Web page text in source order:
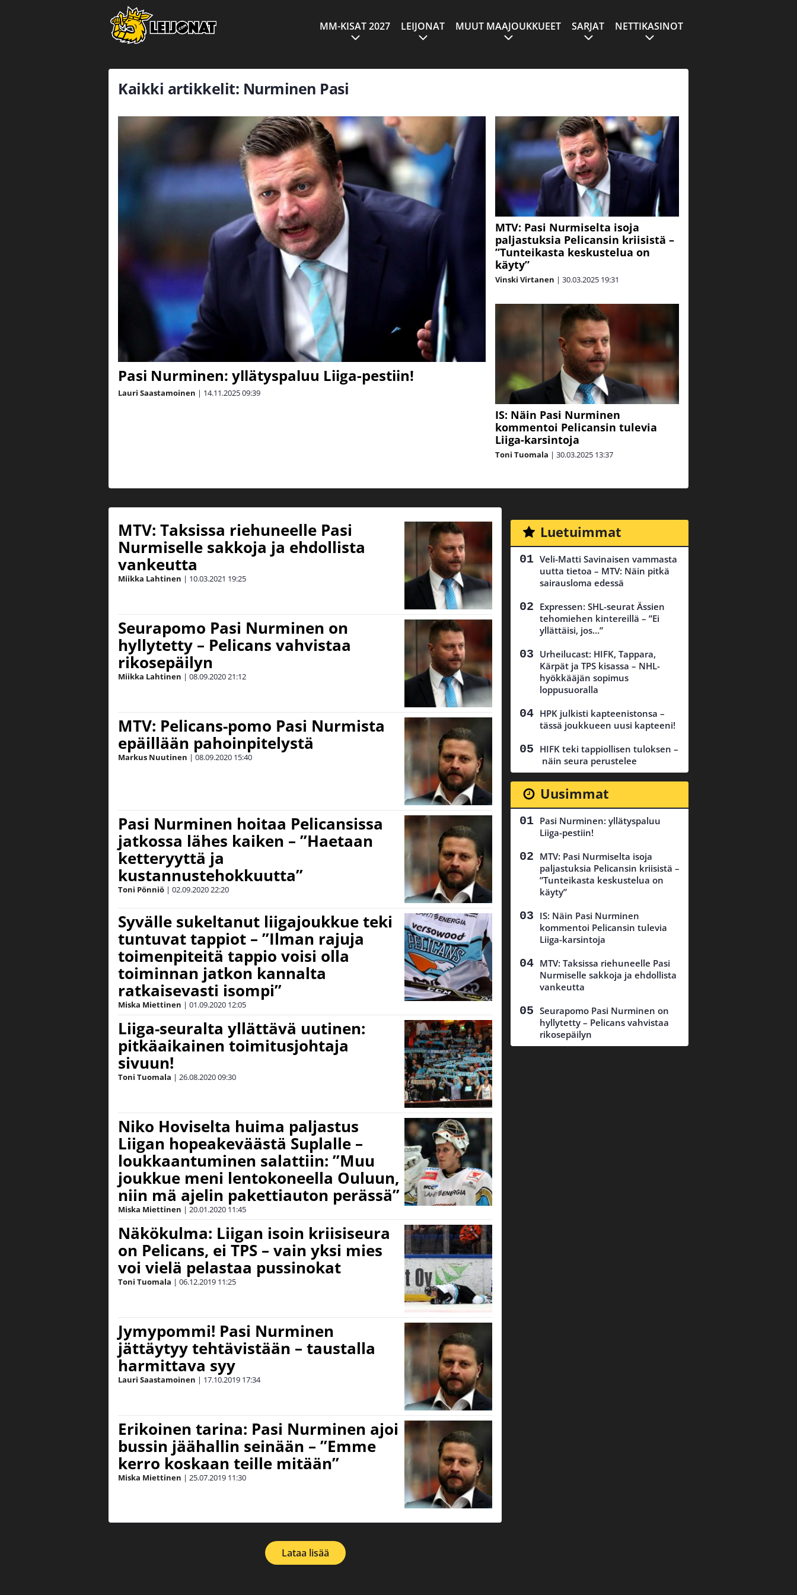
MM-KISAT 2027 LEIJONAT MUUT MAAJOUKKUEET SARJAT NETTIKASINOT
Kaikki artikkelit: Nurminen Pasi
Pasi Nurminen: yllätyspaluu Liiga-pestiin!
Lauri Saastamoinen | 14.11.202509:39
MTV: Pasi Nurmiselta isoja
paljastuksia Pelicansin kriisistä –
”Tunteikasta keskustelua on
käyty”
Vinski Virtanen | 30.03.2025 19:31
IS: Näin Pasi Nurminen
kommentoi Pelicansin tulevia
Liiga-karsintoja
Toni Tuomala | 30.03.2025 13:37
MTV: Taksissa riehuneelle Pasi
Nurmiselle sakkoja ja ehdollista
vankeutta
Miikka Lahtinen | 10.03.2021 19:25
Seurapomo Pasi Nurminen on
hyllytetty – Pelicans vahvistaa
rikosepäilyn
Miikka Lahtinen | 08.09.202021:12
MTV: Pelicans-pomo Pasi Nurmista
epäillään pahoinpitelystä
Markus Nuutinen | 08.09.2020 15:40
Pasi Nurminen hoitaa Pelicansissa
jatkossa lähes kaiken – ”Haetaan
ketteryyttä ja
kustannustehokkuutta”
Toni Pönniö | 02.09.202022:20
Syvälle sukeltanut liigajoukkue teki
tuntuvat tappiot – ”Ilman rajuja
toimenpiteitä tappio voisi olla
toiminnan jatkon kannalta
ratkaisevasti isompi”
Miska Miettinen | 01.09.2020 12:05
Liiga-seuralta yllättävä uutinen:
pitkäaikainen toimitusjohtaja
sivuun!
Toni Tuomala | 26.08.202009:30
Niko Hoviselta huima paljastus
Liigan hopeakeväästä Suplalle –
loukkaantuminen salattiin: ”Muu
joukkue meni lentokoneella Ouluun,
niin mä ajelin pakettiauton perässä”
Miska Miettinen | 20.01.2020 11:45
Näkökulma: Liigan isoin kriisiseura
on Pelicans, ei TPS – vain yksi mies
voi vielä pelastaa pussinokat
Toni Tuomala | 06.12.2019 11:25
Jymypommi! Pasi Nurminen
jättäytyy tehtävistään – taustalla
harmittava syy
Lauri Saastamoinen | 17.10.2019 17:34
Erikoinen tarina: Pasi Nurminen ajoi
bussin jäähallin seinään – ”Emme
kerro koskaan teille mitään”
Miska Miettinen | 25.07.2019 11:30
Lataa lisää
Luetuimmat
Veli-Matti Savinaisen vammasta
uutta tietoa – MTV: Näin pitkä
sairausloma edessä
Expressen: SHL-seurat Ässien
tehomiehen kintereillä – ”Ei
yllättäisi, jos…”
Urheilucast: HIFK, Tappara,
Kärpät ja TPS kisassa – NHL-
hyökkääjän sopimus
loppusuoralla
HPK julkisti kapteenistonsa –
tässä joukkueen uusi kapteeni!
HIFK teki tappiollisen tuloksen –
näin seura perustelee
Uusimmat
Pasi Nurminen: yllätyspaluu
Liiga-pestiin!
MTV: Pasi Nurmiselta isoja
paljastuksia Pelicansin kriisistä –
”Tunteikasta keskustelua on
käyty”
IS: Näin Pasi Nurminen
kommentoi Pelicansin tulevia
Liiga-karsintoja
MTV: Taksissa riehuneelle Pasi
Nurmiselle sakkoja ja ehdollista
vankeutta
Seurapomo Pasi Nurminen on
hyllytetty – Pelicans vahvistaa
rikosepäilyn